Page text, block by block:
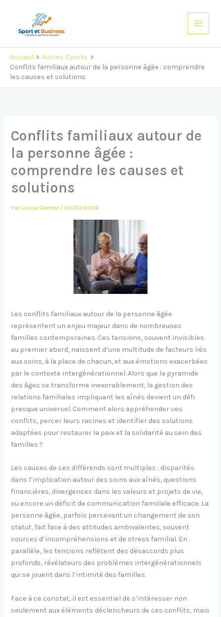
contenu
Accueil
Autres Sports
Conflits familiaux autour de la personne âgée : comprendre
les causes et solutions
Conflits familiaux autour de
la personne âgée :
comprendre les causes et
solutions
ParLouise Garnier /04/03/2026
Les conflits familiaux autour de la personne âgée
représentent un enjeu majeur dans de nombreuses
familles contemporaines. Ces tensions, souvent invisibles
au premier abord, naissent d’une multitude de facteurs liés
aux soins, à la place de chacun, et aux émotions exacerbées
par le contexte intergénérationnel. Alors que la pyramide
des âges se transforme inexorablement, la gestion des
relations familiales impliquant les aînés devient un défi
presque universel. Comment alors appréhender ces
conflits, percer leurs racines et identifier des solutions
adaptées pour restaurer la paix et la solidarité au sein des
familles ?
Les causes de ces différends sont multiples : disparités
dans l’implication autour des soins aux aînés, questions
financières, divergences dans les valeurs et projets de vie,
ou encore un déficit de communication familiale efficace. La
personne âgée, parfois percevant un changement de son
statut, fait face à des attitudes ambivalentes, souvent
sources d’incompréhensions et de stress familial. En
parallèle, les tensions reflètent des désaccords plus
profonds, révélateurs des problèmes intergénérationnels
qui se jouent dans l’intimité des familles.
Face à ce constat, il est essentiel de s’intéresser non
seulement aux éléments déclencheurs de ces conflits, mais